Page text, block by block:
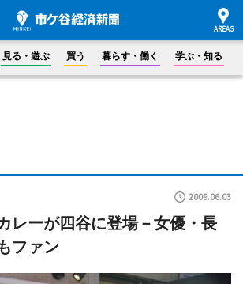
見る・遊ぶ 買う 暮らす・働く 学ぶ・知る
2009.06.03
レーが四谷に登場－女優・長
ファン